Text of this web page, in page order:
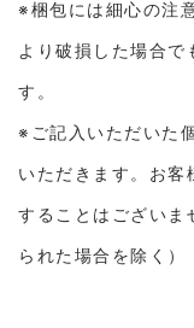
※梱包には細心の注
より破損した場合で
す。
※ご記入いただいた
いただきます。お客
することはございま
られた場合を除く）